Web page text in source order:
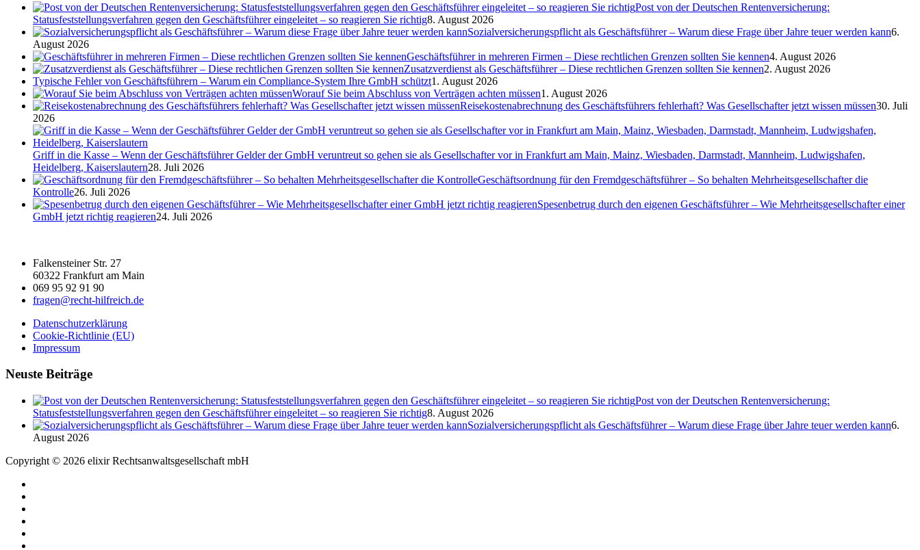
Post von der Deutschen Rentenversicherung:
Statusfeststellungsverfahren gegen den Geschäftsführer eingeleitet – so reagieren Sie richtig8. August 2026
Sozialversicherungspflicht als Geschäftsführer – Warum diese Frage über Jahre teuer werden kann6.
August 2026
Geschäftsführer in mehreren Firmen – Diese rechtlichen Grenzen sollten Sie kennen4. August 2026
Zusatzverdienst als Geschäftsführer – Diese rechtlichen Grenzen sollten Sie kennen2. August 2026
Typische Fehler von Geschäftsführern – Warum ein Compliance-System Ihre GmbH schützt1. August 2026
Worauf Sie beim Abschluss von Verträgen achten müssen1. August 2026
Reisekostenabrechnung des Geschäftsführers fehlerhaft? Was Gesellschafter jetzt wissen müssen30. Juli
2026
Griff in die Kasse – Wenn der Geschäftsführer Gelder der GmbH veruntreut so gehen sie als Gesellschafter vor in Frankfurt am Main, Mainz, Wiesbaden, Darmstadt, Mannheim, Ludwigshafen,
Heidelberg, Kaiserslautern28. Juli 2026
Geschäftsordnung für den Fremdgeschäftsführer – So behalten Mehrheitsgesellschafter die
Kontrolle26. Juli 2026
Spesenbetrug durch den eigenen Geschäftsführer – Wie Mehrheitsgesellschafter einer
GmbH jetzt richtig reagieren24. Juli 2026
Falkensteiner Str. 27
60322 Frankfurt am Main
069 95 92 91 90
fragen@recht-hilfreich.de
Datenschutzerklärung
Cookie-Richtlinie (EU)
Impressum
Neuste Beiträge
Post von der Deutschen Rentenversicherung:
Statusfeststellungsverfahren gegen den Geschäftsführer eingeleitet – so reagieren Sie richtig8. August 2026
Sozialversicherungspflicht als Geschäftsführer – Warum diese Frage über Jahre teuer werden kann6.
August 2026
Copyright © 2026 elixir Rechtsanwaltsgesellschaft mbH